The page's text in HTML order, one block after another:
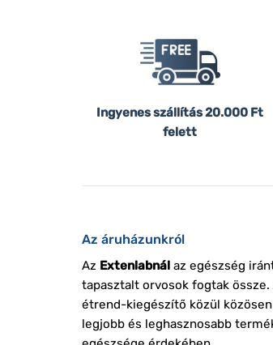
Ingyenes szállítás20.000 Ft
felett
Az áruházunkról
Az Extenlabnálaz egészség
tapasztalt orvosok fogtak össze.
étrend-kiegészítő közül
legjobb és leghasznosabb